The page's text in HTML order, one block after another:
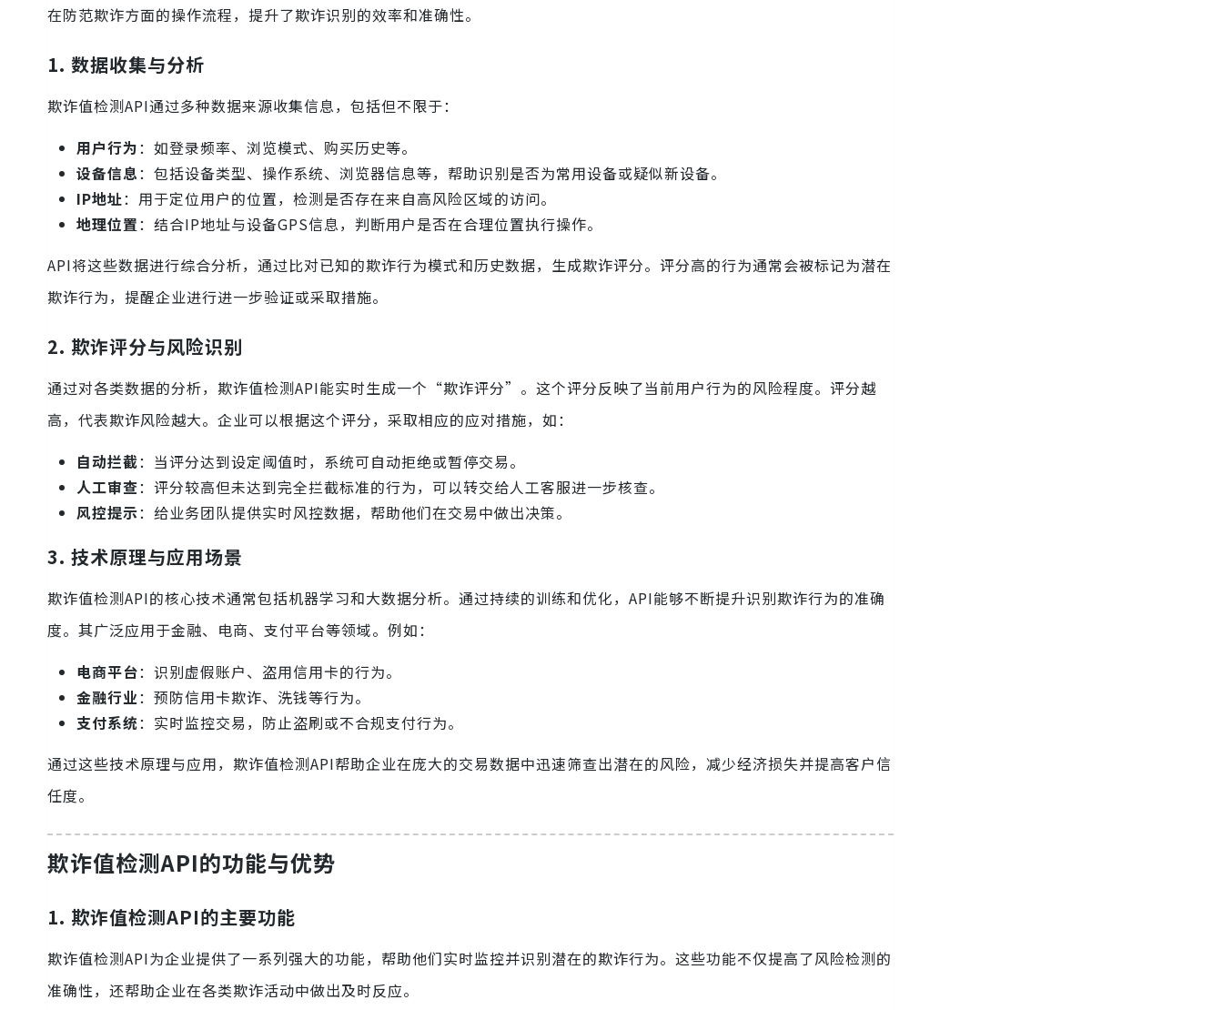
在防范欺诈方面的操作流程，提升了欺诈识别的效率和准确性。
1. 数据收集与分析
欺诈值检测API通过多种数据来源收集信息，包括但不限于：
用户行为：如登录频率、浏览模式、购买历史等。
设备信息：包括设备类型、操作系统、浏览器信息等，帮助识别是否为常用设备或疑似新设备。
IP地址：用于定位用户的位置，检测是否存在来自高风险区域的访问。
地理位置：结合IP地址与设备GPS信息，判断用户是否在合理位置执行操作。
API将这些数据进行综合分析，通过比对已知的欺诈行为模式和历史数据，生成欺诈评分。评分高的行为通常会被标记为潜在
欺诈行为，提醒企业进行进一步验证或采取措施。
2. 欺诈评分与风险识别
通过对各类数据的分析，欺诈值检测API能实时生成一个“欺诈评分”。这个评分反映了当前用户行为的风险程度。评分越
高，代表欺诈风险越大。企业可以根据这个评分，采取相应的应对措施，如：
自动拦截：当评分达到设定阈值时，系统可自动拒绝或暂停交易。
人工审查：评分较高但未达到完全拦截标准的行为，可以转交给人工客服进一步核查。
风控提示：给业务团队提供实时风控数据，帮助他们在交易中做出决策。
3. 技术原理与应用场景
欺诈值检测API的核心技术通常包括机器学习和大数据分析。通过持续的训练和优化，API能够不断提升识别欺诈行为的准确
度。其广泛应用于金融、电商、支付平台等领域。例如：
电商平台：识别虚假账户、盗用信用卡的行为。
金融行业：预防信用卡欺诈、洗钱等行为。
支付系统：实时监控交易，防止盗刷或不合规支付行为。
通过这些技术原理与应用，欺诈值检测API帮助企业在庞大的交易数据中迅速筛查出潜在的风险，减少经济损失并提高客户信
任度。
欺诈值检测API的功能与优势
1. 欺诈值检测API的主要功能
欺诈值检测API为企业提供了一系列强大的功能，帮助他们实时监控并识别潜在的欺诈行为。这些功能不仅提高了风险检测的
准确性，还帮助企业在各类欺诈活动中做出及时反应。